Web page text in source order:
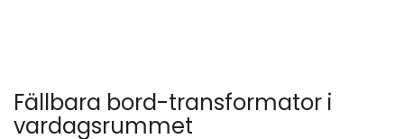
Fällbara bord-transformator i
vardagsrummet